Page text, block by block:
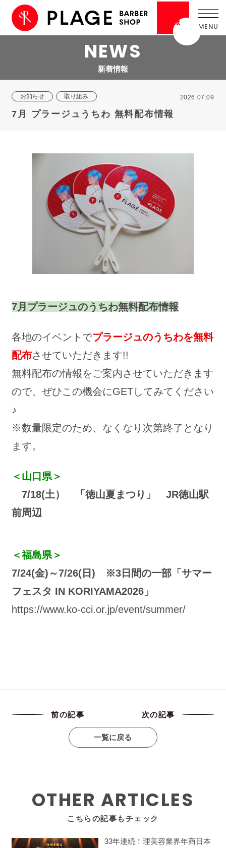
情報
NEWS
新着情報
お知らせ 取り組み
7月 プラージュうちわ 無料配布情報
2026.07.09
7月プラージュのうちわ無料配布情報
各地のイベントでプラージュのうちわを無料
配布させていただきます!!
無料配布の情報をご案内させていただきます
ので、ぜひこの機会にGETしてみてください
♪
※数量限定のため、なくなり次第終了となり
ます。
＜山口県＞
7/18(土） 「徳山夏まつり」 JR徳山駅
前周辺
＜福島県＞
7/24(金)～7/26(日) ※3日間の一部「サマー
フェスタ IN KORIYAMA2026」
https://www.ko-cci.or.jp/event/summer/
前の記事 次の記事
一覧に戻る
OTHER ARTICLES
こちらの記事もチェック
33年連続！理美容業界年商日本